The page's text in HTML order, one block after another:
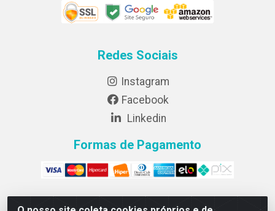
Redes Sociais
Instagram
Facebook
Linkedin
Formas de Pagamento